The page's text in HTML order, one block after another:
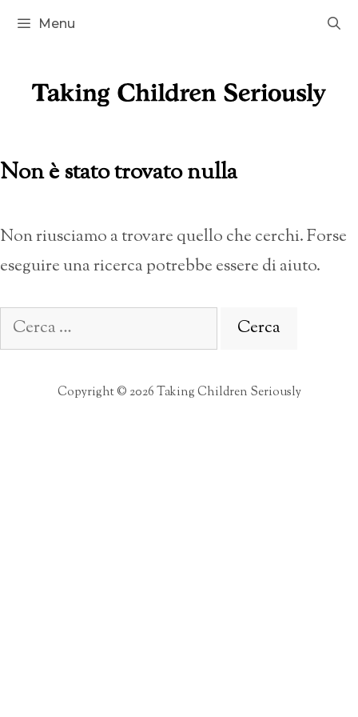
Vai
Menu
Non è stato trovato nulla
Non riusciamo a trovare quello che cerchi. Forse
eseguire una ricerca potrebbe essere di aiuto.
Ricerca
per:
Copyright © 2026 Taking Children Seriously